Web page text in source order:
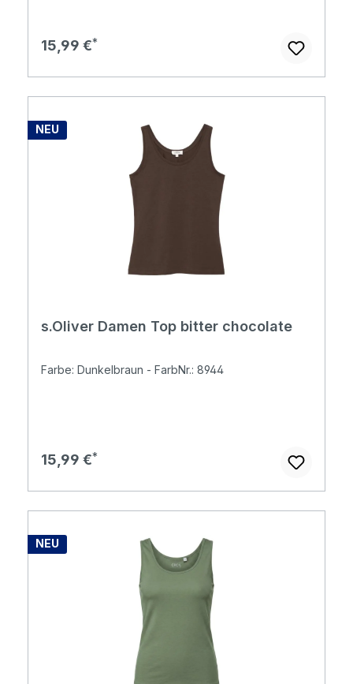
Regulärer Preis:
15,99 €
NEU
s.Oliver Damen Top bitter chocolate
Farbe: Dunkelbraun - FarbNr.: 8944
Regulärer Preis:
15,99 €
NEU